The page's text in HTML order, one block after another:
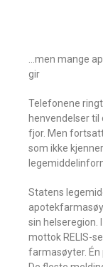
…men mange
gir
Telefonene
henvendelser
fjor. Men
som ikke
Statens
sin helseregion.
mottok RELIS-
farmasøyter. Én